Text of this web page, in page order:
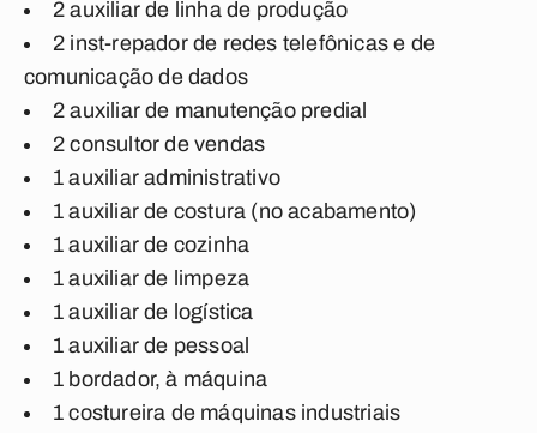
2 auxiliar de linha de produção
2 inst-repador de redes telefônicas e de
comunicação de dados
2 auxiliar de manutenção predial
2 consultor de vendas
1 auxiliar administrativo
1 auxiliar de costura (no acabamento)
1 auxiliar de cozinha
1 auxiliar de limpeza
1 auxiliar de logística
1 auxiliar de pessoal
1 bordador, à máquina
1 costureira de máquinas industriais